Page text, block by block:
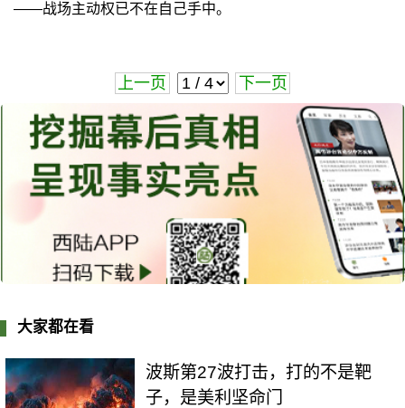
——战场主动权已不在自己手中。
上一页 下一页
大家都在看
波斯第27波打击，打的不是靶
子，是美利坚命门